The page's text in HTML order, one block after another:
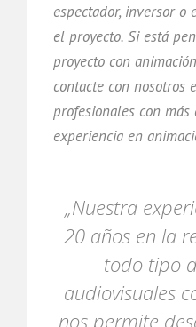
espectador, inversor o
el proyecto. Si está
proyecto con
contacte con nosotros
profesionales con
experiencia en
„Nuestra
20 años en la
todo tipo
audiovisuales
nos permite